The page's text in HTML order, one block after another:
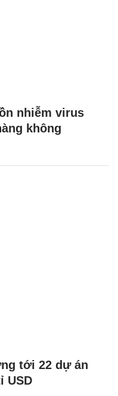
nhiễm virus
không
tới 22 dự án
USD